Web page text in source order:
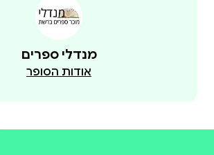
מנדלי ספרים
אודות הסופר